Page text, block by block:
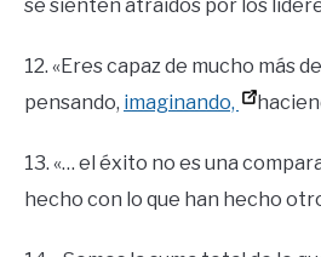
se sienten atraídos por los
12. «Eres capaz de mucho más
pensando, imaginando,
13. «… el éxito no es una
hecho con lo que han hecho